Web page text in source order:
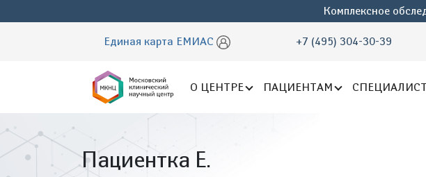
Комплексное
Единая карта ЕМИАС +7 (495) 304-30-39
О ЦЕНТРЕ ПАЦИЕНТАМ
Пациентка Е.